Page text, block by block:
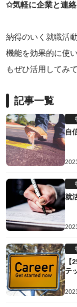
✩気軽に企業と連
納得のいく就職活
機能を効果的に使
もぜひ活用してみ
記事一覧
自
就
テ